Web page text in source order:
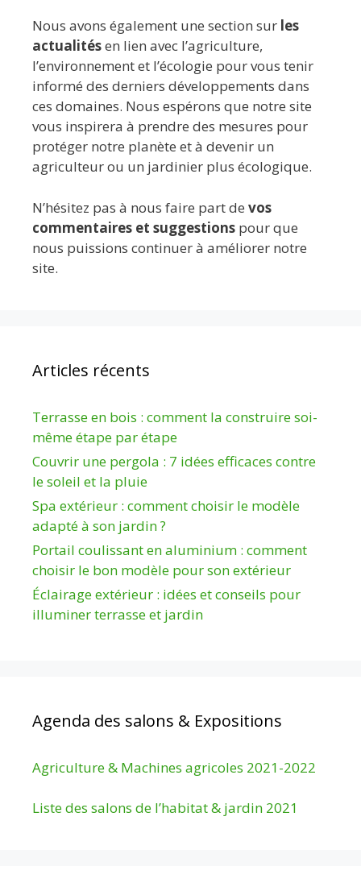
Nous avons également une section sur les
actualitésen lien avec l’agriculture,
l’environnement et l’écologie pour vous tenir
informé des derniers développements dans
ces domaines. Nous espérons que notre site
vous inspirera à prendre des mesures pour
protéger notre planète et à devenir un
agriculteur ou un jardinier plus écologique.
N’hésitez pas à nous faire part de vos
commentaires et suggestions pour que
nous puissions continuer à améliorer notre
site.
Articles récents
Terrasse en bois : comment la construire soi-
même étape par étape
Couvrir une pergola : 7 idées efficaces contre
le soleil et la pluie
Spa extérieur : comment choisir le modèle
adapté à son jardin ?
Portail coulissant en aluminium : comment
choisir le bon modèle pour son extérieur
Éclairage extérieur : idées et conseils pour
illuminer terrasse et jardin
Agenda des salons & Expositions
Agriculture & Machines agricoles 2021-2022
Liste des salons de l’habitat & jardin 2021